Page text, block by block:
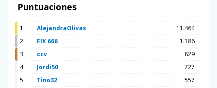
Puntuaciones
1 AlejandraOlivas
11.464
2
FIX 666
1.186
3
ccv
829
4
Jordi50
727
5
Tino32
557